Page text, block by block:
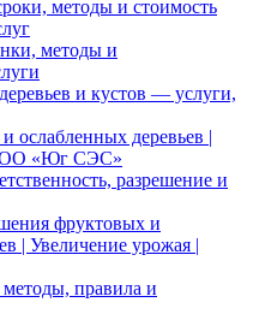
методы и стоимость
методы и
и кустов — услуги,
ослабленных деревьев |
«Юг СЭС»
разрешение и
фруктовых и
| Увеличение урожая |
правила и